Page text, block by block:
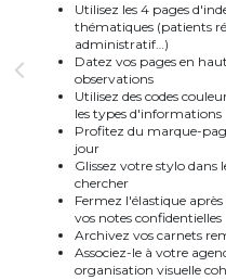
Utilisez les 4 pages
thématiques (patients
administratif…)
Datez vos pages en
observations
Utilisez des codes
les types d'informations
Profitez du marque-
jour
Glissez votre stylo dans
chercher
Fermez l'élastique
vos notes confidentielles
Archivez vos carnets
Associez-le à votre
organisation visuelle